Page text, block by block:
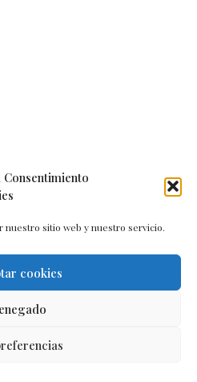
nuestro sitio web y nuestro servicio.
cookies
de cookies